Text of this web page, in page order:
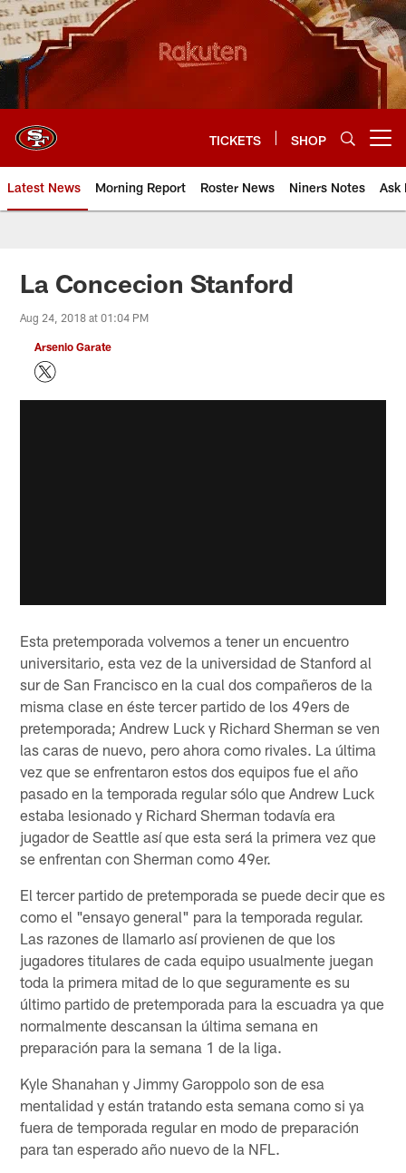
Skip
to
main
content
TICKETS SHOP
Latest News Morning Report Roster News Niners Notes Ask
La Concecion Stanford
Aug 24, 2018 at 01:04 PM
Arsenio Garate
Esta pretemporada volvemos a tener un encuentro
universitario, esta vez de la universidad de Stanford al
sur de San Francisco en la cual dos compañeros de la
misma clase en éste tercer partido de los 49ers de
pretemporada; Andrew Luck y Richard Sherman se ven
las caras de nuevo, pero ahora como rivales. La última
vez que se enfrentaron estos dos equipos fue el año
pasado en la temporada regular sólo que Andrew Luck
estaba lesionado y Richard Sherman todavía era
jugador de Seattle así que esta será la primera vez que
se enfrentan con Sherman como 49er.
El tercer partido de pretemporada se puede decir que es
como el "ensayo general" para la temporada regular.
Las razones de llamarlo así provienen de que los
jugadores titulares de cada equipo usualmente juegan
toda la primera mitad de lo que seguramente es su
último partido de pretemporada para la escuadra ya que
normalmente descansan la última semana en
preparación para la semana 1 de la liga.
Kyle Shanahan y Jimmy Garoppolo son de esa
mentalidad y están tratando esta semana como si ya
fuera de temporada regular en modo de preparación
para tan esperado año nuevo de la NFL.